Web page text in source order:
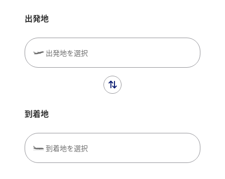
出発地
出発地を選択
到着地
到着地を選択